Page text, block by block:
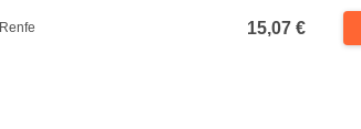
Renfe 15,07 €